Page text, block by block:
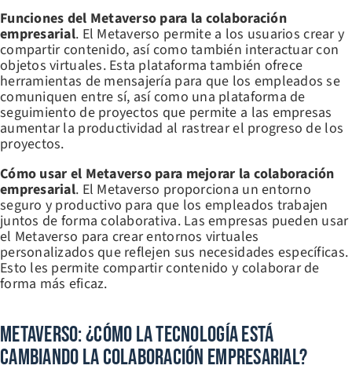
Funciones del Metaverso para la colaboración
empresarial. El Metaverso permite a los usuarios crear y
compartir contenido, así como también interactuar con
objetos virtuales. Esta plataforma también ofrece
herramientas de mensajería para que los empleados se
comuniquen entre sí, así como una plataforma de
seguimiento de proyectos que permite a las empresas
aumentar la productividad al rastrear el progreso de los
proyectos.
Cómo usar el Metaverso para mejorar la colaboración
empresarial. El Metaverso proporciona un entorno
seguro y productivo para que los empleados trabajen
juntos de forma colaborativa. Las empresas pueden usar
el Metaverso para crear entornos virtuales
personalizados que reflejen sus necesidades específicas.
Esto les permite compartir contenido y colaborar de
forma más eficaz.
Metaverso: ¿Cómo La Tecnología Está
Cambiando La Colaboración Empresarial?